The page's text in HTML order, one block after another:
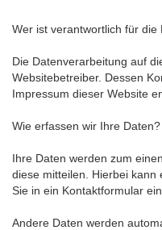
Wer ist verantwortlich für
Die Datenverarbeitung auf
Websitebetreiber. Dessen
Impressum dieser Website
Wie erfassen wir Ihre Daten?
Ihre Daten werden zum
diese mitteilen. Hierbei kann
Sie in ein Kontaktformular
Andere Daten werden